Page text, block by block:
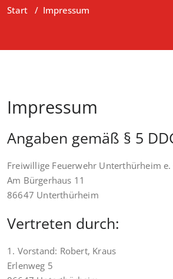
Start / Impressum
Impressum
Angaben gemäß § 5
Freiwillige Feuerwehr Unterthürheim e.
Am Bürgerhaus 11
86647 Unterthürheim
Vertreten durch:
1. Vorstand: Robert, Kraus
Erlenweg 5